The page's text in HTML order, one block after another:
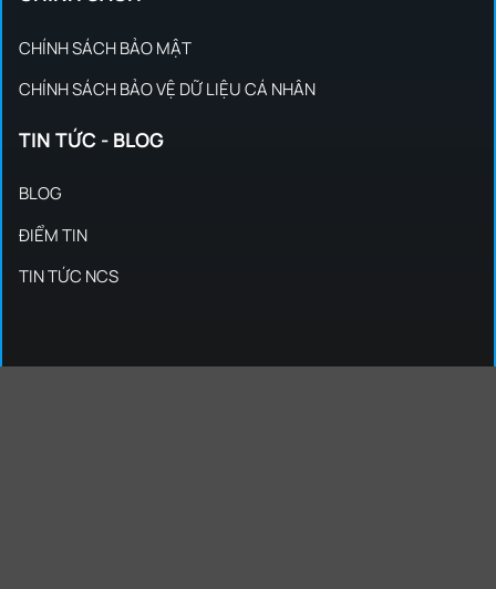
CHÍNH SÁCH BẢO MẬT
CHÍNH SÁCH BẢO VỆ DỮ LIỆU CÁ NHÂN
TIN TỨC - BLOG
BLOG
ĐIỂM TIN
TIN TỨC NCS